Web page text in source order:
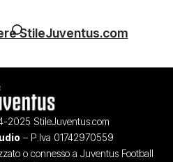
StileJuventus.com
StileJuventus.com
– P.Iva 01742970559
o connesso a Juventus Football